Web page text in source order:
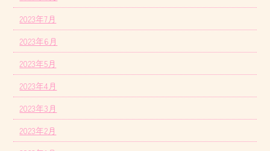
2023年7月
2023年6月
2023年5月
2023年4月
2023年3月
2023年2月